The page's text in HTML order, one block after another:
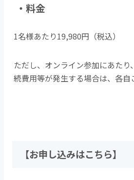
・料金
1名様あたり19,980円（税込）
ただし、オンライン参加にあたり
続費用等が発生する場合は、各自
【お申し込みはこちら】